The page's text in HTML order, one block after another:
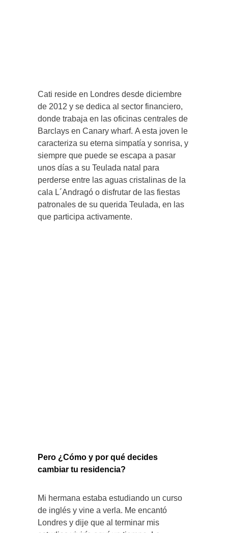
Cati reside en Londres desde diciembre
de 2012 y se dedica al sector financiero,
donde trabaja en las oficinas centrales de
Barclays en Canary wharf. A esta joven le
caracteriza su eterna simpatía y sonrisa, y
siempre que puede se escapa a pasar
unos días a su Teulada natal para
perderse entre las aguas cristalinas de la
cala L´Andragó o disfrutar de las fiestas
patronales de su querida Teulada, en las
que participa activamente.
Pero ¿Cómo y por qué decides
cambiar tu residencia?
Mi hermana estaba estudiando un curso
de inglés y vine a verla. Me encantó
Londres y dije que al terminar mis